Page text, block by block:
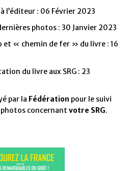
l’éditeur : 06 Février 2023
photos : 30 Janvier 2023
et « chemin de fer » du livre : 16
du livre aux SRG : 23
par la Fédération pour le suivi
concernant votre SRG.